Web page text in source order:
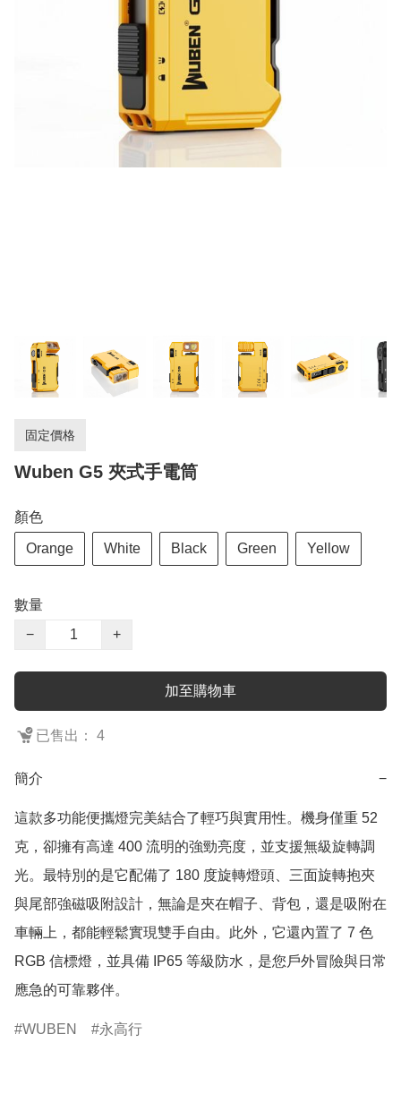
固定價格
Wuben G5 夾式手電筒
顏色
Orange White Black Green Yellow
數量
−
+
加至購物車
已售出： 4
簡介 −
這款多功能便攜燈完美結合了輕巧與實用性。機身僅重 52
克，卻擁有高達 400 流明的強勁亮度，並支援無級旋轉調
光。最特別的是它配備了 180 度旋轉燈頭、三面旋轉抱夾
與尾部強磁吸附設計，無論是夾在帽子、背包，還是吸附在
車輛上，都能輕鬆實現雙手自由。此外，它還內置了 7 色
RGB 信標燈，並具備 IP65 等級防水，是您戶外冒險與日常
應急的可靠夥伴。
WUBEN 永高行